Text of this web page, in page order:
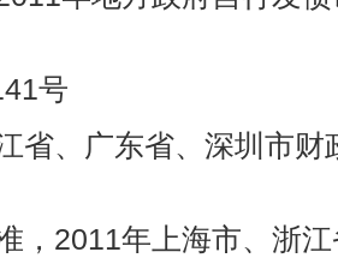
号
省、广东省、深圳市财
，2011年上海市、浙